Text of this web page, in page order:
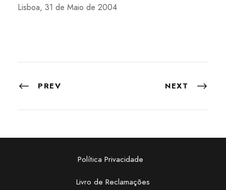
Lisboa, 31 de Maio de 2004
PREV NEXT
Política Privacidade
Livro de Reclamações